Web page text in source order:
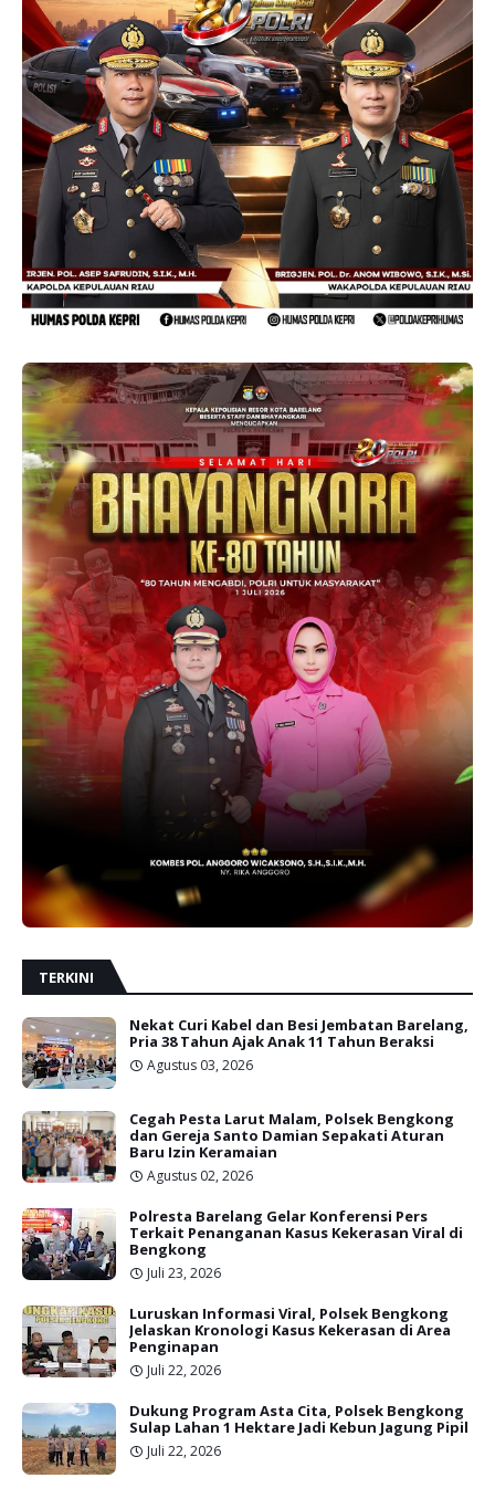
TERKINI
Nekat Curi Kabel dan Besi Jembatan Barelang,
Pria 38 Tahun Ajak Anak 11 Tahun Beraksi
Agustus 03, 2026
Cegah Pesta Larut Malam, Polsek Bengkong
dan Gereja Santo Damian Sepakati Aturan
Baru Izin Keramaian
Agustus 02, 2026
Polresta Barelang Gelar Konferensi Pers
Terkait Penanganan Kasus Kekerasan Viral di
Bengkong
Juli 23, 2026
Luruskan Informasi Viral, Polsek Bengkong
Jelaskan Kronologi Kasus Kekerasan di Area
Penginapan
Juli 22, 2026
Dukung Program Asta Cita, Polsek Bengkong
Sulap Lahan 1 Hektare Jadi Kebun Jagung Pipil
Juli 22, 2026